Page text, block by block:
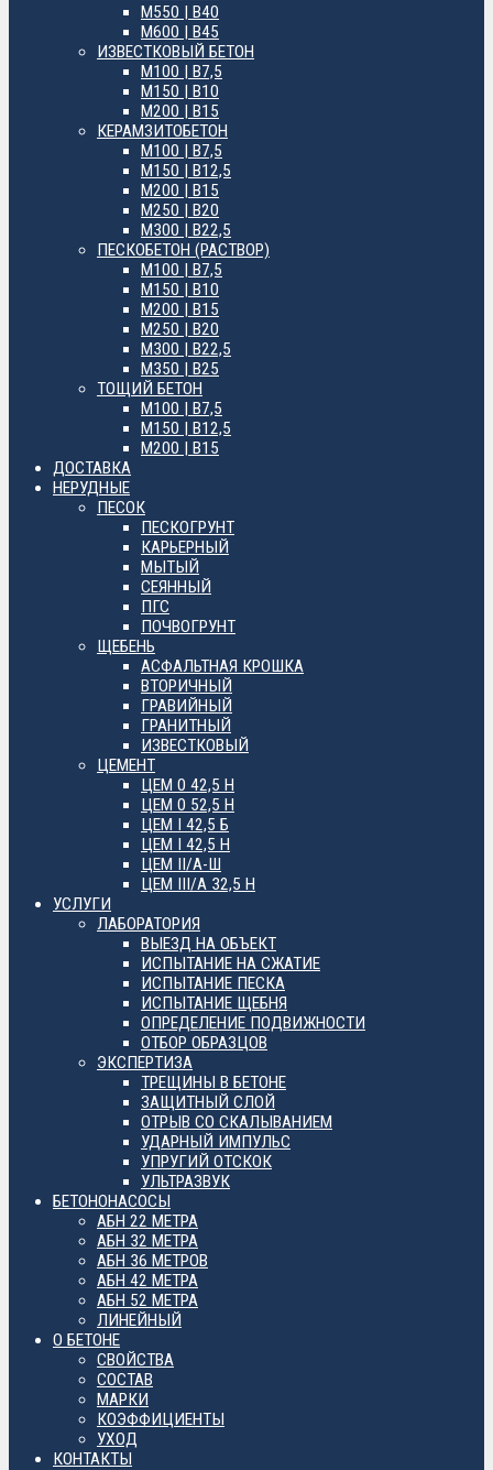
М550 | B40
М600 | B45
ИЗВЕСТКОВЫЙ БЕТОН
М100 | B7,5
М150 | B10
М200 | B15
КЕРАМЗИТОБЕТОН
М100 | B7,5
М150 | B12,5
М200 | B15
М250 | B20
М300 | B22,5
ПЕСКОБЕТОН (РАСТВОР)
М100 | B7,5
М150 | B10
М200 | B15
М250 | B20
М300 | B22,5
М350 | B25
ТОЩИЙ БЕТОН
М100 | B7,5
М150 | B12,5
М200 | B15
ДОСТАВКА
НЕРУДНЫЕ
ПЕСОК
ПЕСКОГРУНТ
КАРЬЕРНЫЙ
МЫТЫЙ
СЕЯННЫЙ
ПГС
ПОЧВОГРУНТ
ЩЕБЕНЬ
АСФАЛЬТНАЯ КРОШКА
ВТОРИЧНЫЙ
ГРАВИЙНЫЙ
ГРАНИТНЫЙ
ИЗВЕСТКОВЫЙ
ЦЕМЕНТ
ЦЕМ 0 42,5 Н
ЦЕМ 0 52,5 Н
ЦЕМ I 42,5 Б
ЦЕМ I 42,5 Н
ЦЕМ II/А-Ш
ЦЕМ III/А 32,5 Н
УСЛУГИ
ЛАБОРАТОРИЯ
ВЫЕЗД НА ОБЪЕКТ
ИСПЫТАНИЕ НА СЖАТИЕ
ИСПЫТАНИЕ ПЕСКА
ИСПЫТАНИЕ ЩЕБНЯ
ОПРЕДЕЛЕНИЕ ПОДВИЖНОСТИ
ОТБОР ОБРАЗЦОВ
ЭКСПЕРТИЗА
ТРЕЩИНЫ В БЕТОНЕ
ЗАЩИТНЫЙ СЛОЙ
ОТРЫВ СО СКАЛЫВАНИЕМ
УДАРНЫЙ ИМПУЛЬС
УПРУГИЙ ОТСКОК
УЛЬТРАЗВУК
БЕТОНОНАСОСЫ
АБН 22 МЕТРА
АБН 32 МЕТРА
АБН 36 МЕТРОВ
АБН 42 МЕТРА
АБН 52 МЕТРА
ЛИНЕЙНЫЙ
О БЕТОНЕ
СВОЙСТВА
СОСТАВ
МАРКИ
КОЭФФИЦИЕНТЫ
УХОД
КОНТАКТЫ